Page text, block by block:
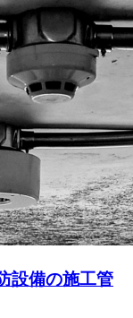
設備の施工管